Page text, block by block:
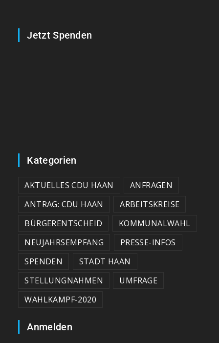
Jetzt Spenden
Kategorien
AKTUELLES CDU HAAN
ANFRAGEN
ANTRAG: CDU HAAN
ARBEITSKREISE
BÜRGERENTSCHEID
KOMMUNALWAHL
NEUJAHRSEMPFANG
PRESSE-INFOS
SPENDEN
STADT HAAN
STELLUNGNAHMEN
UMFRAGE
WAHLKAMPF-2020
Anmelden